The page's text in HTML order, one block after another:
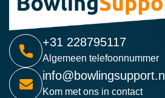
+31 228795117
Algemeen telefoonnummer
info@bowlingsupport.nl
Kom met ons in contact